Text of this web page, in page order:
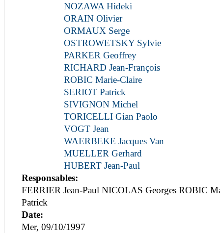
NOZAWA Hideki
ORAIN Olivier
ORMAUX Serge
OSTROWETSKY Sylvie
PARKER Geoffrey
RICHARD Jean-François
ROBIC Marie-Claire
SERIOT Patrick
SIVIGNON Michel
TORICELLI Gian Paolo
VOGT Jean
WAERBEKE Jacques Van
MUELLER Gerhard
HUBERT Jean-Paul
Responsables:
FERRIER Jean-Paul NICOLAS Georges ROBIC
Patrick
Date:
Mer, 09/10/1997